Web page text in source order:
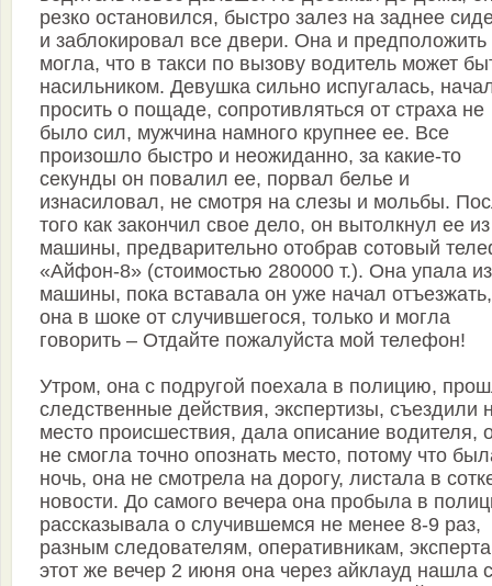
резко остановился, быстро залез на заднее
и заблокировал все двери. Она и предположить
могла, что в такси по вызову водитель может
насильником. Девушка сильно испугалась,
просить о пощаде, сопротивляться от страха не
было сил, мужчина намного крупнее ее. Все
произошло быстро и неожиданно, за какие-то
секунды он повалил ее, порвал белье и
изнасиловал, не смотря на слезы и мольбы.
того как закончил свое дело, он вытолкнул ее из
машины, предварительно отобрав сотовый
«Айфон-8» (стоимостью 280000 т.). Она упала из
машины, пока вставала он уже начал
она в шоке от случившегося, только и могла
говорить – Отдайте пожалуйста мой телефон!
Утром, она с подругой поехала в полицию,
следственные действия, экспертизы, съездили
место происшествия, дала описание водителя,
не смогла точно опознать место, потому что
ночь, она не смотрела на дорогу, листала в
новости. До самого вечера она пробыла в
рассказывала о случившемся не менее 8-9 раз,
разным следователям, оперативникам,
этот же вечер 2 июня она через айклауд нашла